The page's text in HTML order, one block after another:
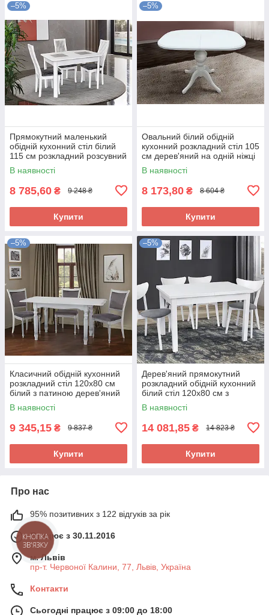
–5%
Прямокутний маленький
обідній кухонний стіл білий
115 см розкладний розсувний
для маленької кухні Бостон
В наявності
8 785,60 ₴ 9 248 ₴
Купити
–5%
Овальний білий обідній
кухонний розкладний стіл 105
см дерев'яний на одній ніжці
класика на кухню Тріумф
В наявності
8 173,80 ₴ 8 604 ₴
Купити
–5%
Класичний обідній кухонний
розкладний стіл 120х80 см
білий з патиною дерев'яний
для кухні їдальні Венеція
В наявності
9 345,15 ₴ 9 837 ₴
Купити
–5%
Дерев'яний прямокутний
розкладний обідній кухонний
білий стіл 120х80 см з
дерев'яними ніжками на
кухню Бронкс
В наявності
14 081,85 ₴ 14 823 ₴
Купити
Про нас
95% позитивних з 122 відгуків за рік
Працює з 30.11.2016
м. Львів
пр-т. Червоної Калини, 77, Львів, Україна
Контакти
Сьогодні працює з 09:00 до 18:00
КНОПКА
ЗВ'ЯЗКУ